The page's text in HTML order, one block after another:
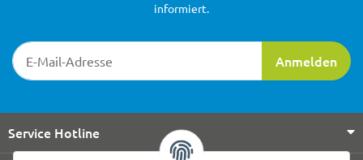
Newsletter-Registrierung
Anmelden
informiert.
Service Hotline